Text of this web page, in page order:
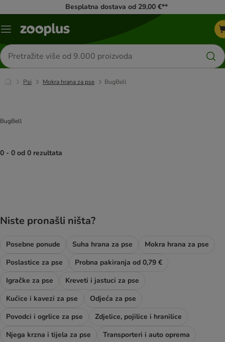
Besplatna dostava od 29,00 €**
Izbornik
Traži
proizvode
Psi Mokra hrana za pse BugBell
BugBell
0 - 0 od 0 rezultata
Niste pronašli ništa?
Posebne ponude Suha hrana za pse
Mokra hrana za pse
Poslastice za pse
Probna pakiranja od 0,79 €
Igračke za pse
Kreveti i jastuci za pse
Kućice i kavezi za pse
Odjeća za pse
Povodci i ogrlice za pse
Zdjelice, pojilice i hranilice
Njega krzna i tijela za pse
Transporteri i auto oprema